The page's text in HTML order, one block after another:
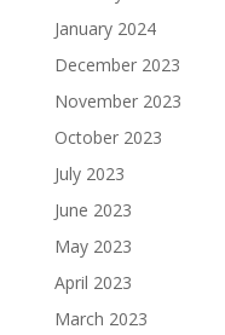
January 2024
December 2023
November 2023
October 2023
July 2023
June 2023
May 2023
April 2023
March 2023